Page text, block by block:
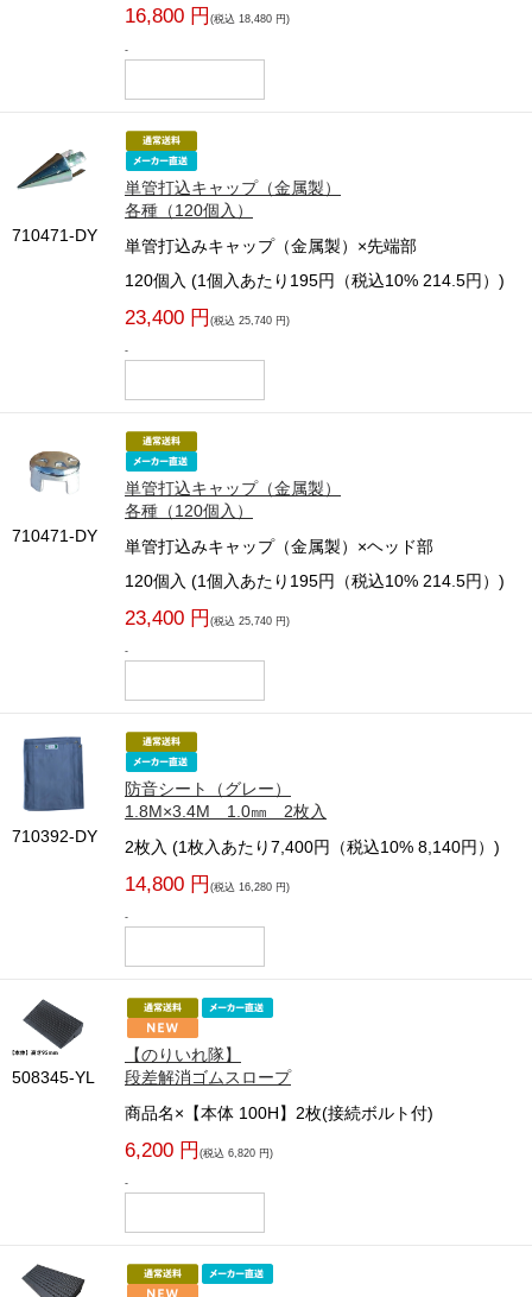
16,800 円 (税込 18,480 円)
-
710471-DY
単管打込キャップ（金属製）
各種（120個入）
単管打込みキャップ（金属製）×先端部
120個入 (1個入あたり195円（税込10% 214.5円）)
23,400 円 (税込 25,740 円)
-
710471-DY
単管打込キャップ（金属製）
各種（120個入）
単管打込みキャップ（金属製）×ヘッド部
120個入 (1個入あたり195円（税込10% 214.5円）)
23,400 円 (税込 25,740 円)
-
710392-DY
防音シート（グレー）
1.8M×3.4M 1.0㎜ 2枚入
2枚入 (1枚入あたり7,400円（税込10% 8,140円）)
14,800 円 (税込 16,280 円)
-
508345-YL
【のりいれ隊】
段差解消ゴムスロープ
商品名×【本体 100H】2枚(接続ボルト付)
6,200 円 (税込 6,820 円)
-